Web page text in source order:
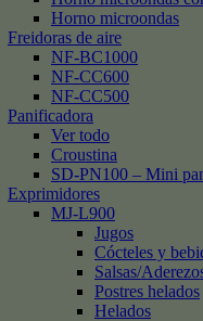
Horno microondas
Freidoras de aire
NF-BC1000
NF-CC600
NF-CC500
Panificadora
Ver todo
Croustina
SD-PN100 – Mini
Exprimidores
MJ-L900
Jugos
Cócteles y
Salsas/
Postres helados
Helados